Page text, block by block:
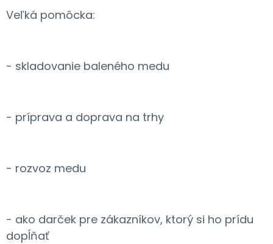
Veľká pomôcka:
- skladovanie baleného medu
- príprava a doprava na trhy
- rozvoz medu
- ako darček pre zákazníkov, ktorý si ho prídu
dopĺňať